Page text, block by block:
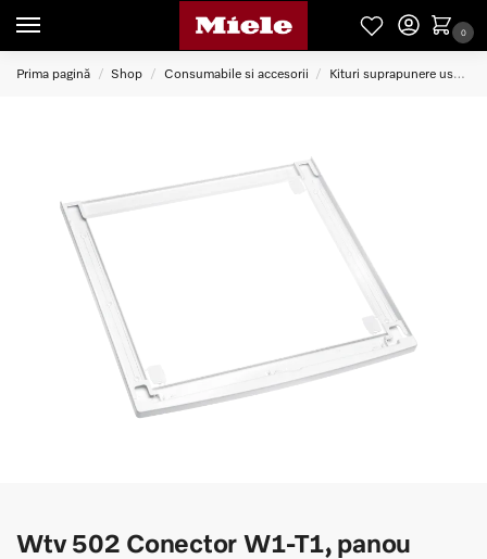
0
Prima pagină / Shop / Consumabile si accesorii / Kituri suprapunere uscator
Wtv 502 Conector W1-T1, panou